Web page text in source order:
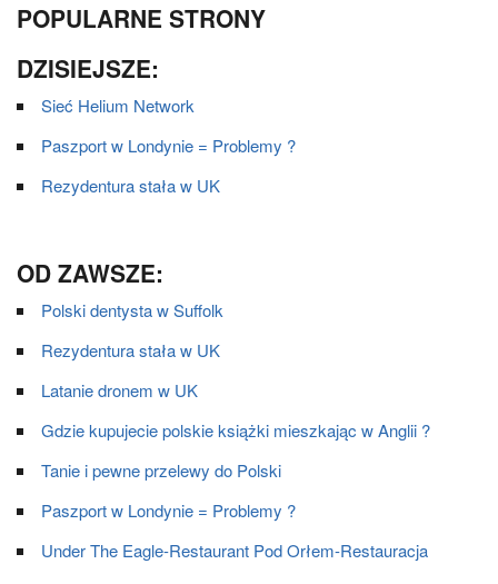
POPULARNE STRONY
DZISIEJSZE:
Sieć Helium Network
Paszport w Londynie = Problemy ?
Rezydentura stała w UK
OD ZAWSZE:
Polski dentysta w Suffolk
Rezydentura stała w UK
Latanie dronem w UK
Gdzie kupujecie polskie książki mieszkając w Anglii ?
Tanie i pewne przelewy do Polski
Paszport w Londynie = Problemy ?
Under The Eagle-Restaurant Pod Orłem-Restauracja